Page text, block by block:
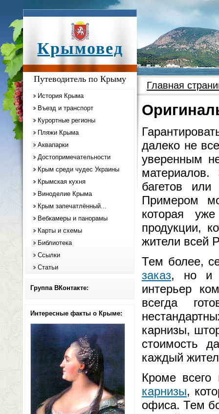
Крымовед
Путеводитель по Крыму
История Крыма
Въезд и транспорт
Курортные регионы
Пляжи Крыма
Аквапарки
Достопримечательности
Крым среди чудес Украины
Крымская кухня
Виноделие Крыма
Крым запечатлённый...
Вебкамеры и панорамы
Карты и схемы
Библиотека
Ссылки
Статьи
Группа ВКонтакте:
Интересные факты о Крыме:
Главная
далеко не
уверенным
материалов.
багетов
Примером
которая
продукции,
жители всей
Тем более,
заказ, но и
интерьер
всегда
карнизы,
стоимость
каждый
Кроме всего
карнизы,
офиса. Тем